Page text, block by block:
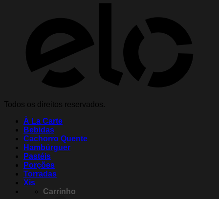
Todos os direitos reservados.
À La Carte
Bebidas
Cachorro Quente
Hambúrguer
Pastéis
Porções
Torradas
Xis
Carrinho